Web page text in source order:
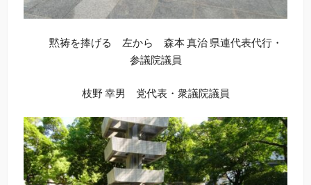
黙祷を捧げる 左から 森本 真治 県連代表代行・
参議院議員
枝野 幸男 党代表・衆議院議員